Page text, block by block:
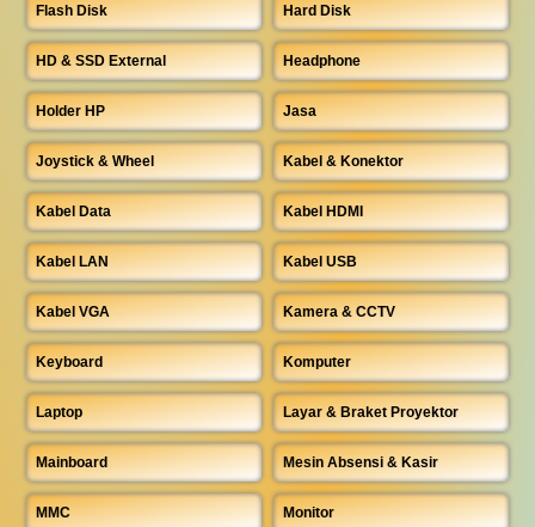
Flash Disk Hard Disk
HD & SSD External Headphone
Holder HP Jasa
Joystick & Wheel Kabel & Konektor
Kabel Data Kabel HDMI
Kabel LAN Kabel USB
Kabel VGA Kamera & CCTV
Keyboard Komputer
Laptop Layar & Braket Proyektor
Mainboard Mesin Absensi & Kasir
MMC Monitor